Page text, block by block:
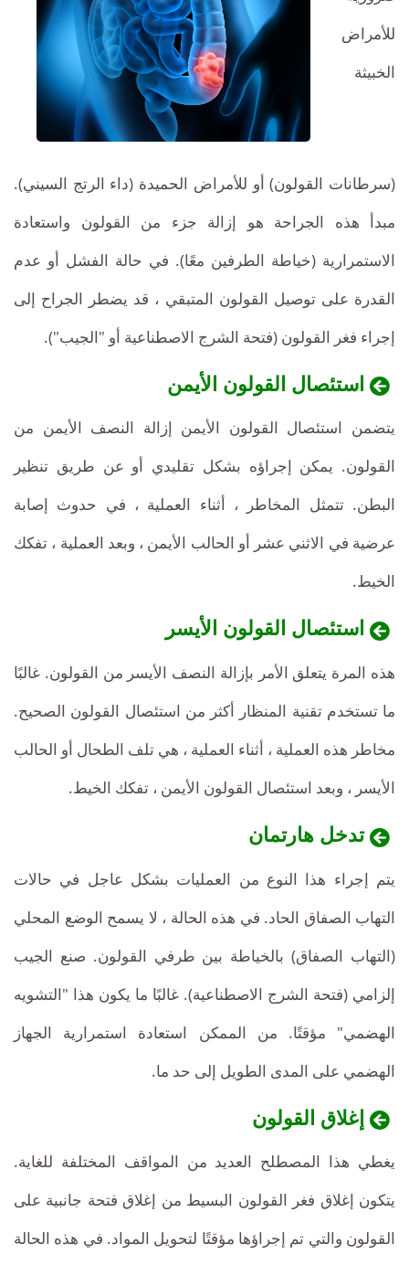
للأمراض
الخبيثة
(سرطانات القولون) أو للأمراض الحميدة (داء الرتج السيني).
مبدأ هذه الجراحة هو إزالة جزء من القولون واستعادة
الاستمرارية (خياطة الطرفين معًا). في حالة الفشل أو عدم
القدرة على توصيل القولون المتبقي ، قد يضطر الجراح إلى
إجراء فغر القولون (فتحة الشرج الاصطناعية أو "الجيب").
استئصال القولون الأيمن
يتضمن استئصال القولون الأيمن إزالة النصف الأيمن من
القولون. يمكن إجراؤه بشكل تقليدي أو عن طريق تنظير
البطن. تتمثل المخاطر ، أثناء العملية ، في حدوث إصابة
عرضية في الاثني عشر أو الحالب الأيمن ، وبعد العملية ، تفكك
الخيط.
استئصال القولون الأيسر
هذه المرة يتعلق الأمر بإزالة النصف الأيسر من القولون. غالبًا
ما تستخدم تقنية المنظار أكثر من استئصال القولون الصحيح.
مخاطر هذه العملية ، أثناء العملية ، هي تلف الطحال أو الحالب
الأيسر ، وبعد استئصال القولون الأيمن ، تفكك الخيط.
تدخل هارتمان
يتم إجراء هذا النوع من العمليات بشكل عاجل في حالات
التهاب الصفاق الحاد. في هذه الحالة ، لا يسمح الوضع المحلي
(التهاب الصفاق) بالخياطة بين طرفي القولون. صنع الجيب
إلزامي (فتحة الشرج الاصطناعية). غالبًا ما يكون هذا "التشويه
الهضمي" مؤقتًا. من الممكن استعادة استمرارية الجهاز
الهضمي على المدى الطويل إلى حد ما.
إغلاق القولون
يغطي هذا المصطلح العديد من المواقف المختلفة للغاية.
يتكون إغلاق فغر القولون البسيط من إغلاق فتحة جانبية على
القولون والتي تم إجراؤها مؤقتًا لتحويل المواد. في هذه الحالة